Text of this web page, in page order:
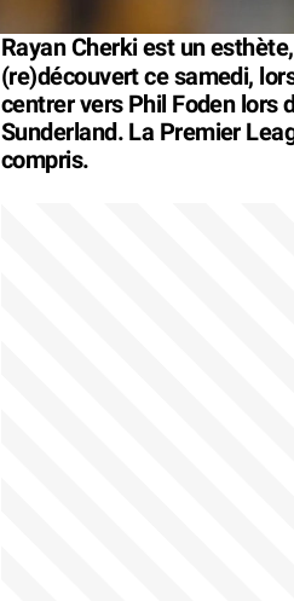
Rayan Cherki est un
(re)découvert ce samedi,
centrer vers Phil Foden lors
Sunderland. La Premier
compris.